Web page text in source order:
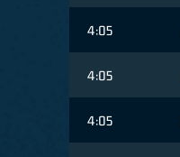
4:05
4:05
4:05